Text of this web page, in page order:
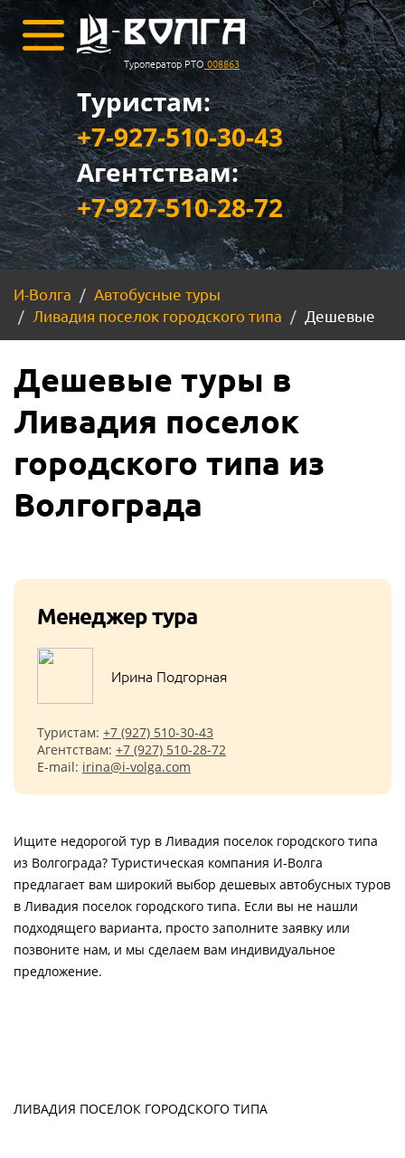
Туроператор РТО 008863
Туристам:
+7-927-510-30-43
Агентствам:
+7-927-510-28-72
И-Волга
Автобусные туры
Ливадия поселок городского типа
Дешевые
Дешевые туры в
Ливадия поселок
городского типа из
Волгограда
Менеджер тура
Ирина Подгорная
Туристам: +7 (927) 510-30-43
Агентствам: +7 (927) 510-28-72
E-mail: irina@i-volga.com
Ищите недорогой тур в Ливадия поселок городского типа
из Волгограда? Туристическая компания И-Волга
предлагает вам широкий выбор дешевых автобусных туров
в Ливадия поселок городского типа. Если вы не нашли
подходящего варианта, просто заполните заявку или
позвоните нам, и мы сделаем вам индивидуальное
предложение.
ЛИВАДИЯ ПОСЕЛОК ГОРОДСКОГО ТИПА